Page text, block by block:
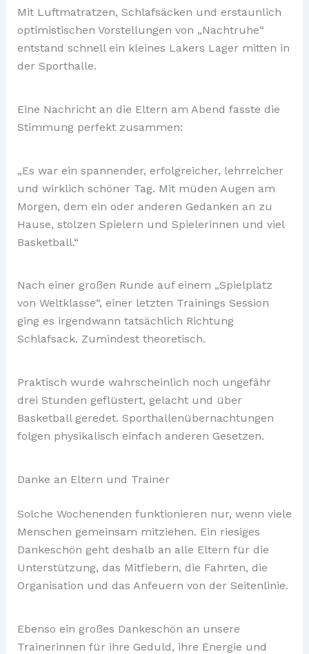
Mit Luftmatratzen, Schlafsäcken und erstaunlich
optimistischen Vorstellungen von „Nachtruhe“
entstand schnell ein kleines Lakers Lager mitten in
der Sporthalle.
Eine Nachricht an die Eltern am Abend fasste die
Stimmung perfekt zusammen:
„Es war ein spannender, erfolgreicher, lehrreicher
und wirklich schöner Tag. Mit müden Augen am
Morgen, dem ein oder anderen Gedanken an zu
Hause, stolzen Spielern und Spielerinnen und viel
Basketball.“
Nach einer großen Runde auf einem „Spielplatz
von Weltklasse“, einer letzten Trainings Session
ging es irgendwann tatsächlich Richtung
Schlafsack. Zumindest theoretisch.
Praktisch wurde wahrscheinlich noch ungefähr
drei Stunden geflüstert, gelacht und über
Basketball geredet. Sporthallenübernachtungen
folgen physikalisch einfach anderen Gesetzen.
Danke an Eltern und Trainer
Solche Wochenenden funktionieren nur, wenn viele
Menschen gemeinsam mitziehen. Ein riesiges
Dankeschön geht deshalb an alle Eltern für die
Unterstützung, das Mitfiebern, die Fahrten, die
Organisation und das Anfeuern von der Seitenlinie.
Ebenso ein großes Dankeschön an unsere
Trainerinnen für ihre Geduld, ihre Energie und